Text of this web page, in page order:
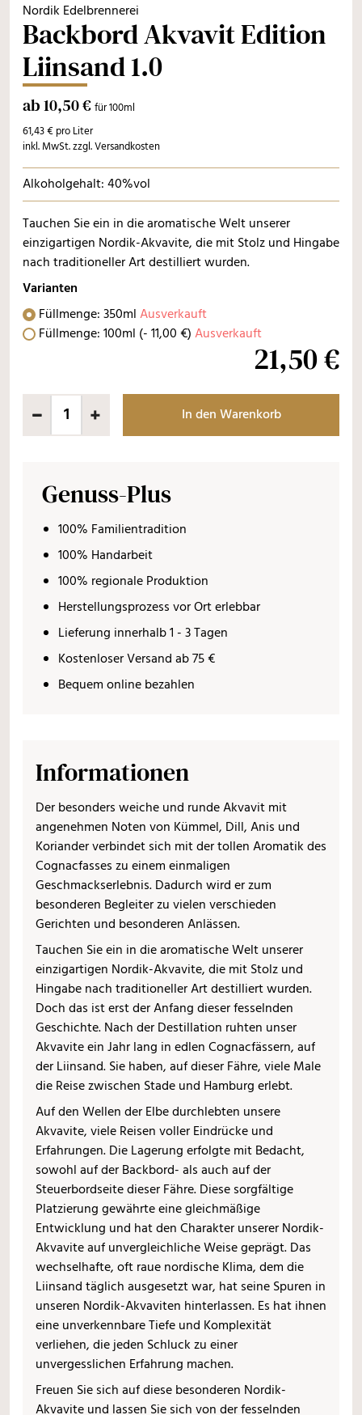
Nordik Edelbrennerei
Backbord Akvavit Edition
Liinsand 1.0
ab 10,50 €für 100ml
61,43 € pro Liter
inkl. MwSt. zzgl. Versandkosten
Alkoholgehalt: 40%vol
Tauchen Sie ein in die aromatische Welt unserer
einzigartigen Nordik-Akvavite, die mit Stolz und Hingabe
nach traditioneller Art destilliert wurden.
Varianten
Füllmenge: 350mlAusverkauft
Füllmenge: 100ml (-11,00€)Ausverkauft
21,50 €
In den Warenkorb
Genuss-Plus
100% Familientradition
100% Handarbeit
100% regionale Produktion
Herstellungsprozess vor Ort erlebbar
Lieferung innerhalb 1 - 3 Tagen
Kostenloser Versand ab 75 €
Bequem online bezahlen
Informationen
Der besonders weiche und runde Akvavit mit
angenehmen Noten von Kümmel, Dill, Anis und
Koriander verbindet sich mit der tollen Aromatik des
Cognacfasses zu einem einmaligen
Geschmackserlebnis. Dadurch wird er zum
besonderen Begleiter zu vielen verschieden
Gerichten und besonderen Anlässen.
Tauchen Sie ein in die aromatische Welt unserer
einzigartigen Nordik-Akvavite, die mit Stolz und
Hingabe nach traditioneller Art destilliert wurden.
Doch das ist erst der Anfang dieser fesselnden
Geschichte. Nach der Destillation ruhten unser
Akvavite ein Jahr lang in edlen Cognacfässern, auf
der Liinsand. Sie haben, auf dieser Fähre, viele Male
die Reise zwischen Stade und Hamburg erlebt.
Auf den Wellen der Elbe durchlebten unsere
Akvavite, viele Reisen voller Eindrücke und
Erfahrungen. Die Lagerung erfolgte mit Bedacht,
sowohl auf der Backbord- als auch auf der
Steuerbordseite dieser Fähre. Diese sorgfältige
Platzierung gewährte eine gleichmäßige
Entwicklung und hat den Charakter unserer Nordik-
Akvavite auf unvergleichliche Weise geprägt. Das
wechselhafte, oft raue nordische Klima, dem die
Liinsand täglich ausgesetzt war, hat seine Spuren in
unseren Nordik-Akvaviten hinterlassen. Es hat ihnen
eine unverkennbare Tiefe und Komplexität
verliehen, die jeden Schluck zu einer
unvergesslichen Erfahrung machen.
Freuen Sie sich auf diese besonderen Nordik-
Akvavite und lassen Sie sich von der fesselnden